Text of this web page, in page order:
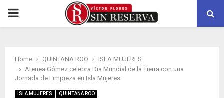
PRIMARY
Home QUINTANA ROO
ISLA MUJERES
Atenea Gómez celebra Día Mundial de la Tierra con una
Jornada de Limpieza en Isla Mujeres
ISLA MUJERES QUINTANA ROO